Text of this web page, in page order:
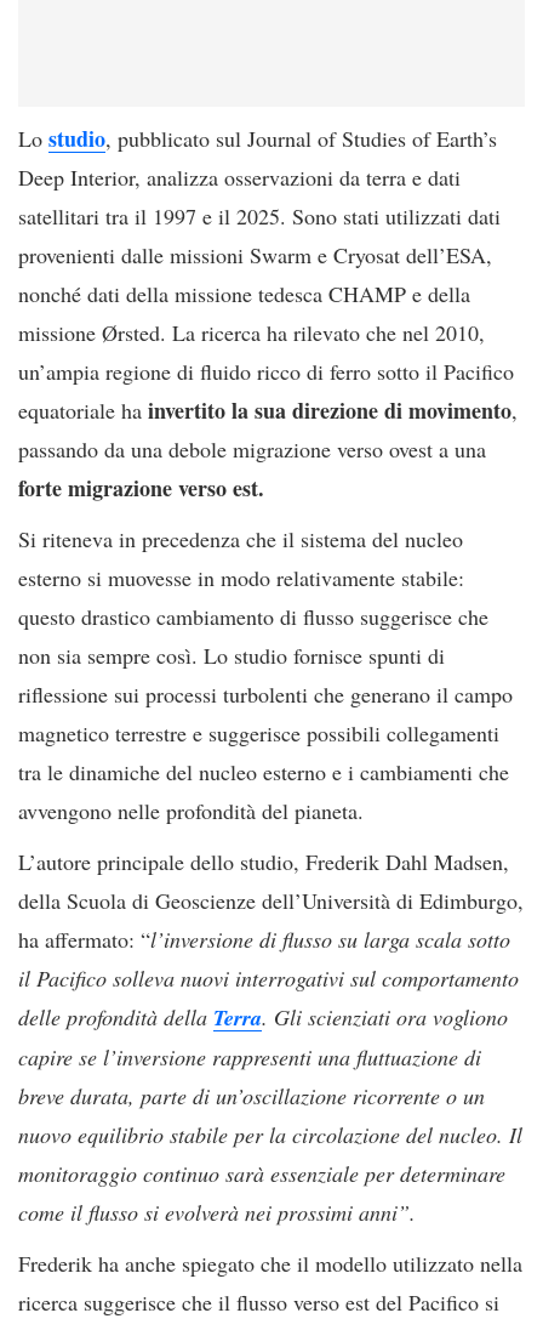
Lo studio, pubblicato sul Journal of Studies of Earth’s
Deep Interior, analizza osservazioni da terra e dati
satellitari tra il 1997 e il 2025. Sono stati utilizzati dati
provenienti dalle missioni Swarm e Cryosat dell’ESA,
nonché dati della missione tedesca CHAMP e della
missione Ørsted. La ricerca ha rilevato che nel 2010,
un’ampia regione di fluido ricco di ferro sotto il Pacifico
equatoriale ha invertito la sua direzione di movimento,
passando da una debole migrazione verso ovest a una
forte migrazione verso est.
Si riteneva in precedenza che il sistema del nucleo
esterno si muovesse in modo relativamente stabile:
questo drastico cambiamento di flusso suggerisce che
non sia sempre così. Lo studio fornisce spunti di
riflessione sui processi turbolenti che generano il campo
magnetico terrestre e suggerisce possibili collegamenti
tra le dinamiche del nucleo esterno e i cambiamenti che
avvengono nelle profondità del pianeta.
L’autore principale dello studio, Frederik Dahl Madsen,
della Scuola di Geoscienze dell’Università di Edimburgo,
ha affermato: “l’inversione di flusso su larga scala sotto
il Pacifico solleva nuovi interrogativi sul comportamento
delle profondità della Terra. Gli scienziati ora vogliono
capire se l’inversione rappresenti una fluttuazione di
breve durata, parte di un’oscillazione ricorrente o un
nuovo equilibrio stabile per la circolazione del nucleo. Il
monitoraggio continuo sarà essenziale per determinare
come il flusso si evolverà nei prossimi anni”.
Frederik ha anche spiegato che il modello utilizzato nella
ricerca suggerisce che il flusso verso est del Pacifico si